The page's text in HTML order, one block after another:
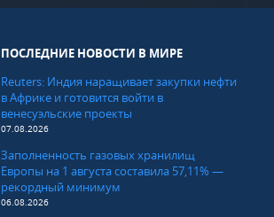
ПОСЛЕДНИЕ НОВОСТИ В МИРЕ
Reuters: Индия наращивает закупки нефти
в Африке и готовится войти в
венесуэльские проекты
07.08.2026
Заполненность газовых хранилищ
Европы на 1 августа составила 57,11% —
рекордный минимум
06.08.2026